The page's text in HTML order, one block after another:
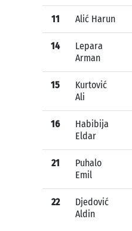
11 Alić Harun
14
Lepara
Arman
15
Kurtović
Ali
16
Habibija
Eldar
21
Puhalo
Emil
22
Djedović
Aldin